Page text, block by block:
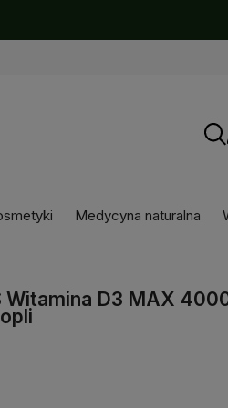
zaloguj się, aby przywrócić
do listy z poprzedniej sesji.
Medycyna naturalna
Witamina D3 MAX